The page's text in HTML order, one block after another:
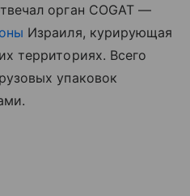
орган COGAT —
Израиля, курирующая
территориях. Всего
упаковок